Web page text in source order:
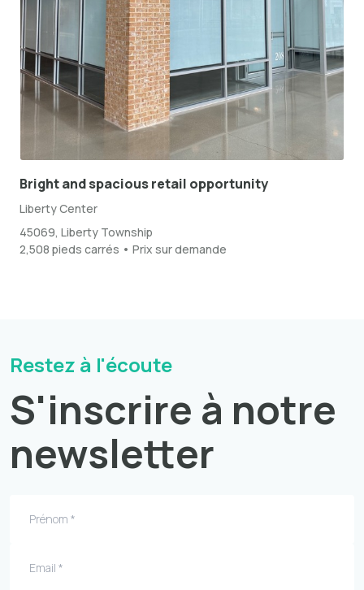
Bright and spacious retail opportunity
Liberty Center
45069, Liberty Township
2,508 pieds carrés • Prix sur demande
Restez à l'écoute
S'inscrire à notre
newsletter